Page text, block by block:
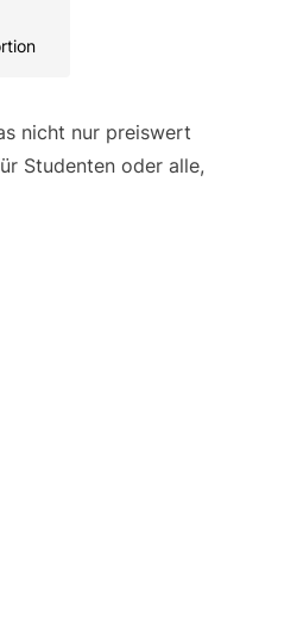
nicht nur preiswert
Studenten oder alle,